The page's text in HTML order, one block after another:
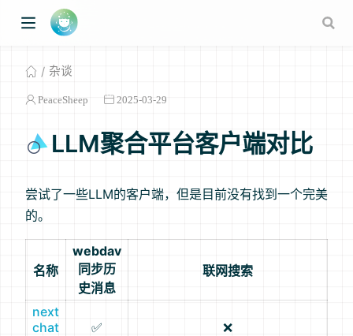
杂谈
PeaceSheep 2025-03-29
LLM聚合平台客户端对比
尝试了一些LLM的客户端，但是目前没有找到一个完美
的。
名称
webdav
同步历
史消息
联网搜索
next
chat
✅ ❌